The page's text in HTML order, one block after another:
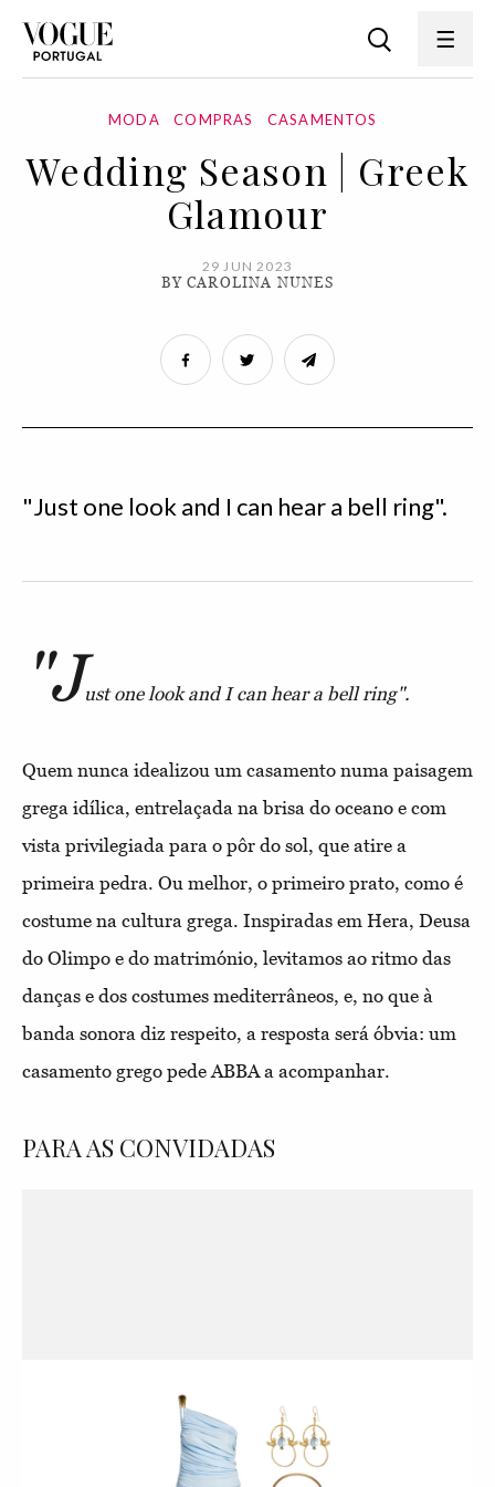
MODA COMPRAS CASAMENTOS
Wedding Season | Greek
Glamour
29 JUN 2023
BY CAROLINA NUNES
"Just one look and I can hear a bell ring".
"Just one look and I can hear a bell ring".
Quem nunca idealizou um casamento numa paisagem
grega idílica, entrelaçada na brisa do oceano e com
vista privilegiada para o pôr do sol, que atire a
primeira pedra. Ou melhor, o primeiro prato, como é
costume na cultura grega. Inspiradas em Hera, Deusa
do Olimpo e do matrimónio, levitamos ao ritmo das
danças e dos costumes mediterrâneos, e, no que à
banda sonora diz respeito, a resposta será óbvia: um
casamento grego pede ABBA a acompanhar.
PARA AS CONVIDADAS